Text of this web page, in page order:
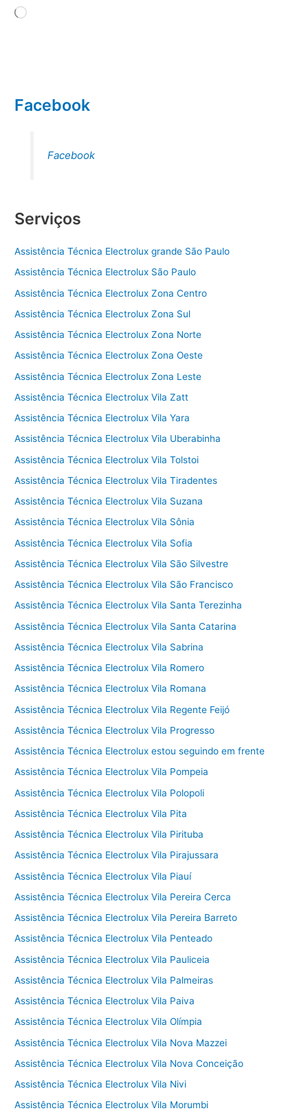
Carregando...
Facebook
Facebook
Serviços
Assistência Técnica Electrolux grande São Paulo
Assistência Técnica Electrolux São Paulo
Assistência Técnica Electrolux Zona Centro
Assistência Técnica Electrolux Zona Sul
Assistência Técnica Electrolux Zona Norte
Assistência Técnica Electrolux Zona Oeste
Assistência Técnica Electrolux Zona Leste
Assistência Técnica Electrolux Vila Zatt
Assistência Técnica Electrolux Vila Yara
Assistência Técnica Electrolux Vila Uberabinha
Assistência Técnica Electrolux Vila Tolstoi
Assistência Técnica Electrolux Vila Tiradentes
Assistência Técnica Electrolux Vila Suzana
Assistência Técnica Electrolux Vila Sônia
Assistência Técnica Electrolux Vila Sofia
Assistência Técnica Electrolux Vila São Silvestre
Assistência Técnica Electrolux Vila São Francisco
Assistência Técnica Electrolux Vila Santa Terezinha
Assistência Técnica Electrolux Vila Santa Catarina
Assistência Técnica Electrolux Vila Sabrina
Assistência Técnica Electrolux Vila Romero
Assistência Técnica Electrolux Vila Romana
Assistência Técnica Electrolux Vila Regente Feijó
Assistência Técnica Electrolux Vila Progresso
Assistência Técnica Electrolux estou seguindo em frente
Assistência Técnica Electrolux Vila Pompeia
Assistência Técnica Electrolux Vila Polopoli
Assistência Técnica Electrolux Vila Pita
Assistência Técnica Electrolux Vila Pirituba
Assistência Técnica Electrolux Vila Pirajussara
Assistência Técnica Electrolux Vila Piauí
Assistência Técnica Electrolux Vila Pereira Cerca
Assistência Técnica Electrolux Vila Pereira Barreto
Assistência Técnica Electrolux Vila Penteado
Assistência Técnica Electrolux Vila Pauliceia
Assistência Técnica Electrolux Vila Palmeiras
Assistência Técnica Electrolux Vila Paiva
Assistência Técnica Electrolux Vila Olímpia
Assistência Técnica Electrolux Vila Nova Mazzei
Assistência Técnica Electrolux Vila Nova Conceição
Assistência Técnica Electrolux Vila Nivi
Assistência Técnica Electrolux Vila Morumbi